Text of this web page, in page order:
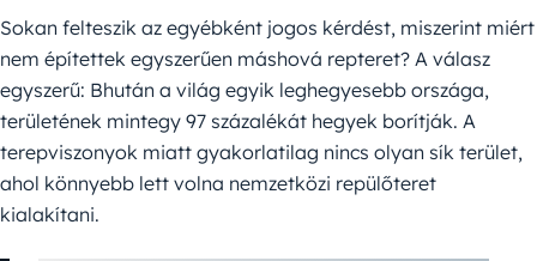
Sokan felteszik az egyébként jogos kérdést, miszerint miért
nem építettek egyszerűen máshová repteret? A válasz
egyszerű: Bhután a világ egyik leghegyesebb országa,
területének mintegy 97 százalékát hegyek borítják. A
terepviszonyok miatt gyakorlatilag nincs olyan sík terület,
ahol könnyebb lett volna nemzetközi repülőteret
kialakítani.